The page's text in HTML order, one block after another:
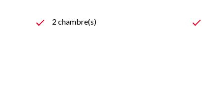
2 chambre(s)